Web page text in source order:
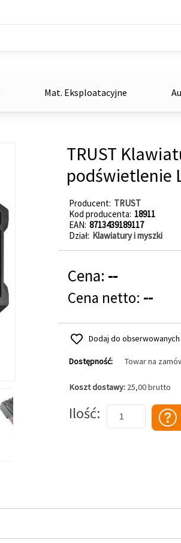
Mat. Eksploatacyjne
TRUST
podświetlenie
Producent TRUST
Kod producenta 18911
EAN 8713439189117
Dział Klawiatury i myszki
Cena: --
Cena netto: --
Dodaj do obserwowanych
Dostępność: Towar na
Koszt dostawy: 25,00 brutto
Ilość